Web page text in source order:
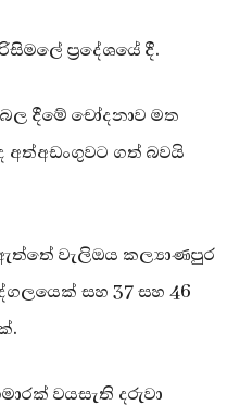
ප්‍රදේශයේ දී.
දීමේ චෝදනාව මත
අත්අඩංගුවට ගත් බවයි
වැලිඔය කල්‍යාණපුර
සහ 37 සහ 46
වයසැති දරුවා